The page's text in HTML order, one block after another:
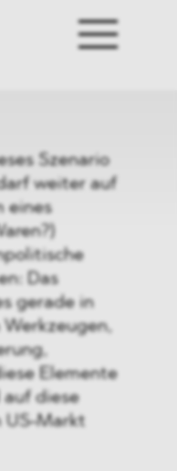
Szenario
weiter auf
eines
Das
gerade in
Elemente
auf diese
US-Markt